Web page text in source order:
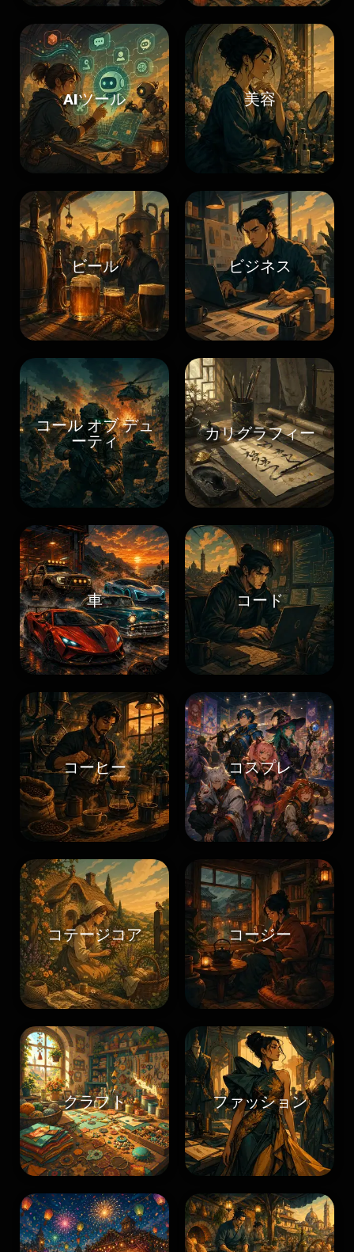
AIツール 美容
ビール ビジネス
コール オブ デュ
ーティ
カリグラフィー
車 コード
コーヒー コスプレ
コテージコア コージー
クラフト ファッション